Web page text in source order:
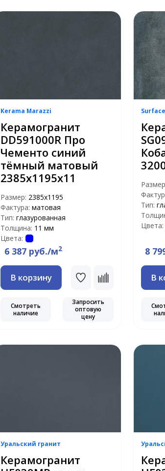
Kerama Marazzi
Керамогранит
DD591000R Про
Чементо синий
тёмный матовый
2385х1195х11
Размер: 2385х1195
Фактура: матовая
Тип: глазурованная
Толщина: 11 мм
Цвета:
6 387 руб./м2
В корзину
Смотреть
наличие
Запросить
оптовую
цену
Тип:
Цвета:
8
В
Уральский гранит
Керамогранит